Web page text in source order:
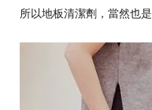
所以地板清潔劑，當然也是